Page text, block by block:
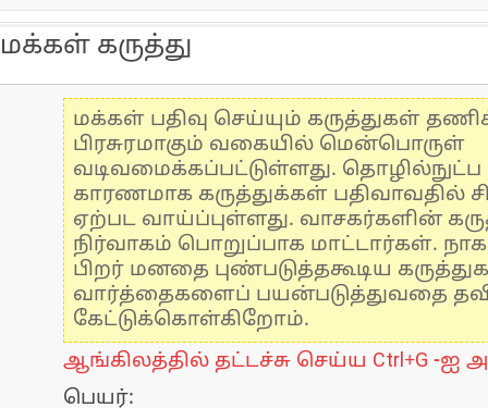
மக்கள் கருத்து
மக்கள் பதிவு செய்யும் கருத்துகள்
பிரசுரமாகும் வகையில் மென்பொருள்
வடிவமைக்கப்பட்டுள்ளது.
காரணமாக கருத்துக்கள் பதிவாவதில்
ஏற்பட வாய்ப்புள்ளது. வாசகர்களின்
நிர்வாகம் பொறுப்பாக மாட்டார்கள்.
பிறர் மனதை புண்படுத்தகூடிய
வார்த்தைகளைப் பயன்படுத்துவதை
கேட்டுக்கொள்கிறோம்.
ஆங்கிலத்தில் தட்டச்சு செய்ய Ctrl+G -ஐ
பெயர்: